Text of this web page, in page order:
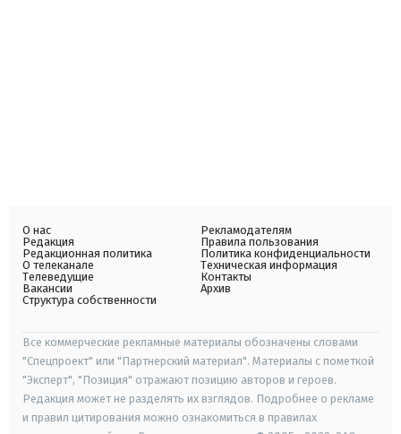
О нас
Редакция
Редакционная политика
О телеканале
Телеведущие
Вакансии
Структура собственности
Рекламодателям
Правила пользования
Политика конфиденциальности
Техническая информация
Контакты
Архив
Все коммерческие рекламные материалы обозначены словами
"Спецпроект" или "Партнерский материал". Материалы с пометкой
"Эксперт", "Позиция" отражают позицию авторов и героев.
Редакция может не разделять их взглядов. Подробнее о рекламе
и правил цитирования можно ознакомиться в правилах